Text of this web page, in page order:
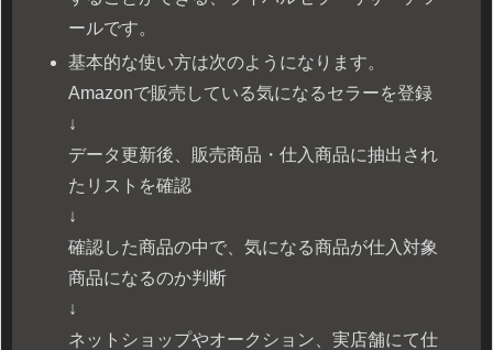
ールです。
基本的な使い方は次のようになります。
Amazonで販売している気になるセラーを登録
↓
データ更新後、販売商品・仕入商品に抽出され
たリストを確認
↓
確認した商品の中で、気になる商品が仕入対象
商品になるのか判断
↓
ネットショップやオークション、実店舗にて仕